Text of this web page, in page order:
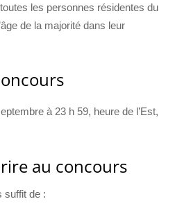
les personnes résidentes du
de la majorité dans leur
à 23 h 59, heure de l’Est,
au concours
suffit de :